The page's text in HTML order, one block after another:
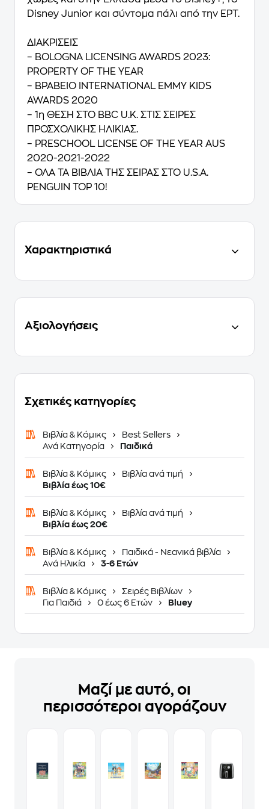
Disney Junior και σύντομα πάλι από την ΕΡΤ.
ΔΙΑΚΡΙΣΕΙΣ
– BOLOGNA LICENSING AWARDS 2023:
PROPERTY OF THE YEAR
– ΒΡΑΒΕΙΟ INTERNATIONAL ΕMMY KIDS
AWARDS 2020
– 1η ΘΕΣΗ ΣΤΟ BBC U.K. ΣΤΙΣ ΣΕΙΡΕΣ
ΠΡΟΣΧΟΛΙΚΗΣ ΗΛΙΚΙΑΣ.
– PRESCHOOL LICENSE OF THE YEAR AUS
2020-2021-2022
– ΟΛΑ ΤΑ ΒΙΒΛΙΑ ΤΗΣ ΣΕΙΡΑΣ ΣΤΟ U.S.A.
PENGUIN TOP 10!
Χαρακτηριστικά
Αξιολογήσεις
Σχετικές κατηγορίες
Βιβλία & Κόμικς
Best Sellers
Ανά Κατηγορία
Παιδικά
Βιβλία & Κόμικς
Βιβλία ανά τιμή
Βιβλία έως 10€
Βιβλία & Κόμικς
Βιβλία ανά τιμή
Βιβλία έως 20€
Βιβλία & Κόμικς
Παιδικά - Νεανικά βιβλία
Ανά Ηλικία
3-6 Ετών
Βιβλία & Κόμικς
Σειρές Βιβλίων
Για Παιδιά
0 έως 6 Ετών Bluey
Μαζί με αυτό, οι
περισσότεροι αγοράζουν